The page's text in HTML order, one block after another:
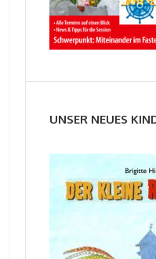
UNSER NEUES